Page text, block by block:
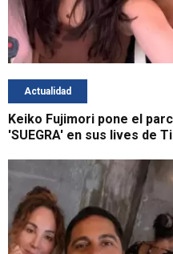
Actualidad
Keiko Fujimori pone el
'SUEGRA' en sus lives de